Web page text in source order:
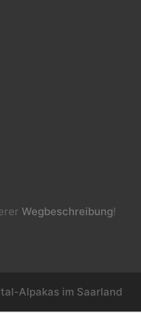
Wegbeschreibung!
Alpakas im Saarland